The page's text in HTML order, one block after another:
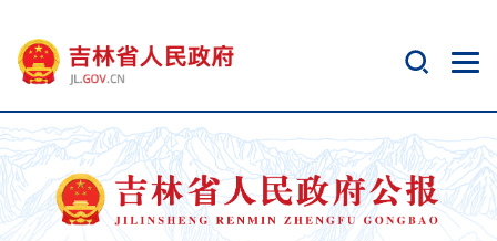
开
无
障
碍
说